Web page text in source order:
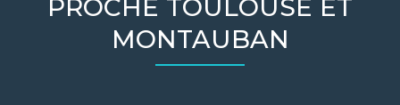
PROCHE TOULOUSE ET
MONTAUBAN